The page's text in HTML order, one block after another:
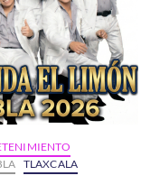
TLAXCALA